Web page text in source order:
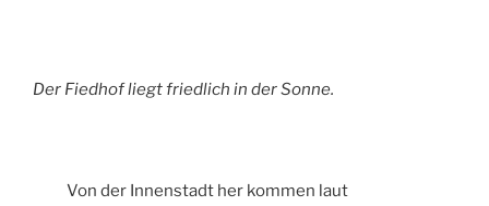
Der Fiedhof liegt friedlich in der Sonne.
Von der Innenstadt her kommen laut